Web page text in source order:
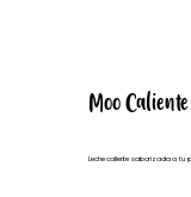
Moo Caliente
Leche caliente saborizada a tu